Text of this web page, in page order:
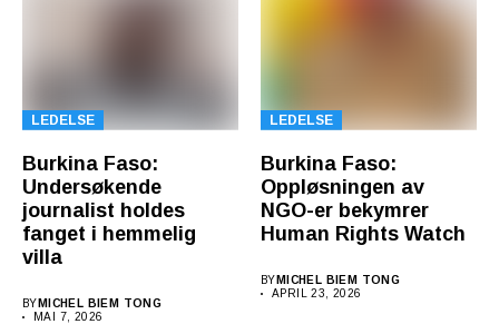
LEDELSE
Burkina Faso:
Undersøkende
journalist holdes
fanget i hemmelig
villa
BY MICHEL BIEM TONG
MAI 7, 2026
LEDELSE
Burkina Faso:
Oppløsningen av
NGO-er bekymrer
Human Rights Watch
BY MICHEL BIEM TONG
APRIL 23, 2026